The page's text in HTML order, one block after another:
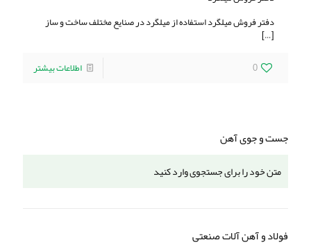
دفتر فروش میلگرد استفاده از میلگرد در صنایع مختلف ساخت و ساز
[…]
0
اطلاعات بیشتر
جست و جوی آهن
فولاد و آهن آلات صنعتی